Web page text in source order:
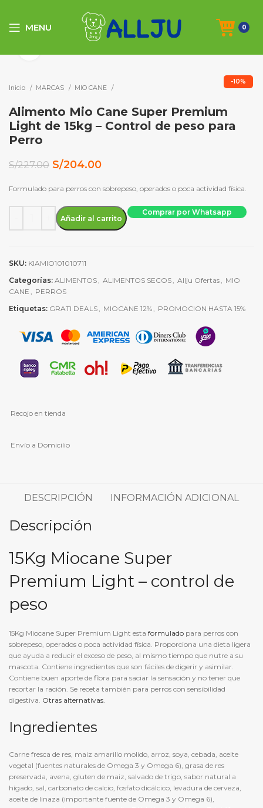
MENU 0
-10%
Inicio MARCAS MIO CANE
Alimento Mio Cane Super Premium
Light de 15kg – Control de peso para
Perro
S/227.00 El
original
S/227.00.
S/204.00El
actual
S/204.00.
Formulado para perros con sobrepeso, operados o poca actividad física.
Alimento Mio Cane Super Premium Light de 15kg - Control
Añadir al carrito
Comprar por Whatsapp
SKU: KIAMIO101010711
Categorías: ALIMENTOS , ALIMENTOS SECOS , Allju Ofertas , MIO
CANE , PERROS
Etiquetas: GRATI DEALS , MIOCANE 12% , PROMOCION HASTA 15%
Recojo en tienda
Envío a Domicilio
DESCRIPCIÓN INFORMACIÓN ADICIONAL
Descripción
15Kg Miocane Super
Premium Light – control de
peso
15Kg Miocane Super Premium Light esta formulado para perros con
sobrepeso, operados o poca actividad física. Proporciona una dieta ligera
que ayuda a reducir el exceso de peso, al mismo tiempo que nutre a su
mascota. Contiene ingredientes que son fáciles de digerir y asimilar.
Contiene buen aporte de fibra para saciar la sensación y no tener que
recortar la ración. Se receta también para perros con sensibilidad
digestiva. Otras alternativas.
Ingredientes
Carne fresca de res, maiz amarillo molido, arroz, soya, cebada, aceite
vegetal (fuentes naturales de Omega 3 y Omega 6), grasa de res
preservada, avena, gluten de maiz, salvado de trigo, sabor natural a
hígado, sal, carbonato de calcio, fosfato dicálcico, levadura de cerveza,
aceite de linaza (importante fuente de Omega 3 y Omega 6),